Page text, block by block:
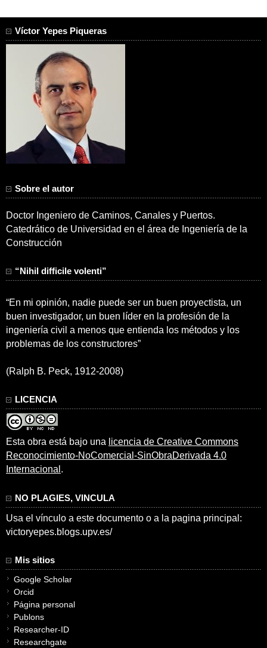
Víctor Yepes Piqueras
Sobre el autor
Doctor Ingeniero de Caminos, Canales y Puertos.
Catedrático de Universidad en el área de Ingeniería de la
Construcción
“Nihil difficile volenti”
“En mi opinión, nadie puede ser un buen proyectista, un
buen investigador, un buen líder en la profesión de la
ingeniería civil a menos que entienda los métodos y los
problemas de los constructores”
(Ralph B. Peck, 1912-2008)
LICENCIA
Esta obra está bajo una licencia de Creative Commons
Reconocimiento-NoComercial-SinObraDerivada 4.0
Internacional .
NO PLAGIES, VINCULA
Usa el vínculo a este documento o a la pagina principal:
victoryepes.blogs.upv.es/
Mis sitios
Google Scholar
Orcid
Página personal
Publons
Researcher-ID
Researchgate